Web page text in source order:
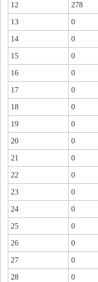
12 278
13 0
14 0
15 0
16 0
17 0
18 0
19 0
20 0
21 0
22 0
23 0
24 0
25 0
26 0
27 0
28 0